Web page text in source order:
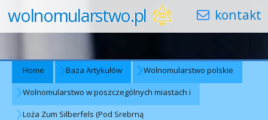
wolnomularstwo.pl
Home Baza Artykułów Wolnomularstwo polskie
Wolnomularstwo w poszczególnych miastach i
Loża Zum Silberfels (Pod Srebrną